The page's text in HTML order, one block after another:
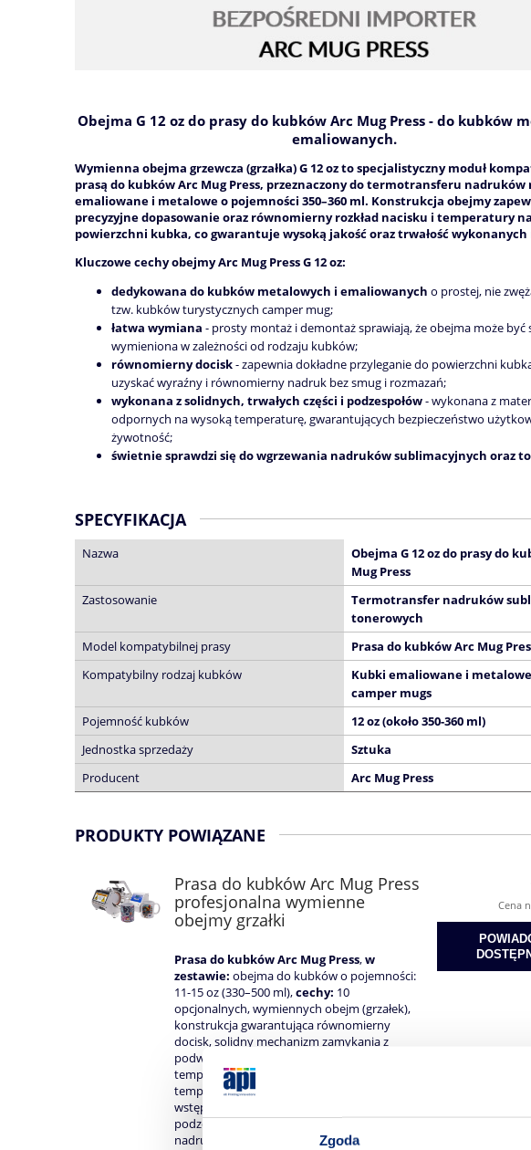
Zgoda
Obejma G 12 oz do prasy do kubków Arc Mug Press - do kubków
emaliowanych.
Wymienna obejma grzewcza (grzałka) G 12 ozto specjalistyczny moduł
prasą do kubków Arc Mug Press, przeznaczony do termotransferu nadruków
emaliowane i metalowe o pojemności 350–360 ml. Konstrukcja obejmy
precyzyjne dopasowanie oraz równomierny rozkład nacisku i temperatury na
powierzchni kubka, co gwarantuje wysoką jakość oraz trwałość
Kluczowe cechy obejmy Arc Mug Press G 12 oz:
dedykowana do kubków metalowych i emaliowanych o prostej, nie
tzw. kubków turystycznych camper mug;
łatwa wymiana - prosty montaż i demontaż sprawiają, że obejma może być
wymieniona w zależności od rodzaju kubków;
równomierny docisk- zapewnia dokładne przyleganie do powierzchni
uzyskać wyraźny i równomierny nadruk bez smug i rozmazań;
wykonana z solidnych, trwałych części i podzespołów- wykonana z
odpornych na wysoką temperaturę, gwarantujących bezpieczeństwo
żywotność;
świetnie sprawdzi się do wgrzewania nadruków sublimacyjnych oraz
SPECYFIKACJA
Nazwa
Obejma G 12 oz do prasy do
Mug Press
Zastosowanie
Termotransfer nadruków
tonerowych
Model kompatybilnej prasy
Prasa do kubków Arc Mug
Kompatybilny rodzaj kubków
Kubki emaliowane i
camper mugs
Pojemność kubków
12 oz (około 350-360 ml)
Jednostka sprzedaży
Sztuka
Producent
Arc Mug Press
PRODUKTY POWIĄZANE
Prasa do kubków Arc Mug Press
profesjonalna wymienne
obejmy grzałki
Prasa do kubków Arc Mug Press,w
zestawie: obejma do kubków o pojemności:
11-15 oz (330–500 ml),cechy: 10
opcjonalnych, wymiennych obejm (grzałek),
konstrukcja gwarantująca równomierny
docisk, solidny mechanizm zamykania z
podwójnym ramieniem, kontroler czasu i
temperatury (LCD), funkcja utrzymania
temperatury, funkcja ustawienia temperatury
wstępnej i docelowej, wydajne, trwałe
podzespoły,zastosowanie:wgrzewanie
nadruków sublimacyjnych i tonerowych.
Cena